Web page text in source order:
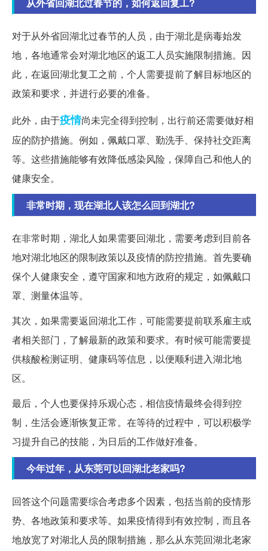
从外省回湖北过春节的，如何返回复工?
对于从外省回湖北过春节的人员，由于湖北是病毒始发
地，各地通常会对湖北地区的返工人员实施限制措施。因
此，在返回湖北复工之前，个人需要提前了解目标地区的
政策和要求，并进行必要的准备。
此外，由于疫情尚未完全得到控制，出行前还需要做好相
应的防护措施。例如，佩戴口罩、勤洗手、保持社交距离
等。这些措施能够有效降低感染风险，保障自己和他人的
健康安全。
非常时期，现在湖北人该怎么回到湖北?
在非常时期，湖北人如果需要回湖北，需要考虑到目前各
地对湖北地区的限制政策以及疫情的防控措施。首先要确
保个人健康安全，遵守国家和地方政府的规定，如佩戴口
罩、测量体温等。
其次，如果需要返回湖北工作，可能需要提前联系雇主或
者相关部门，了解最新的政策和要求。有时候可能需要提
供核酸检测证明、健康码等信息，以便顺利进入湖北地
区。
最后，个人也要保持乐观心态，相信疫情最终会得到控
制，生活会逐渐恢复正常。在等待的过程中，可以积极学
习提升自己的技能，为日后的工作做好准备。
今年过年，从东莞可以回湖北老家吗?
回答这个问题需要综合考虑多个因素，包括当前的疫情形
势、各地政策和要求等。如果疫情得到有效控制，而且各
地放宽了对湖北人员的限制措施，那么从东莞回湖北老家